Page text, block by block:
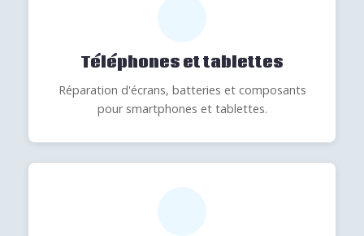
Téléphones et tablettes
Réparation d'écrans, batteries et composants
pour smartphones et tablettes.